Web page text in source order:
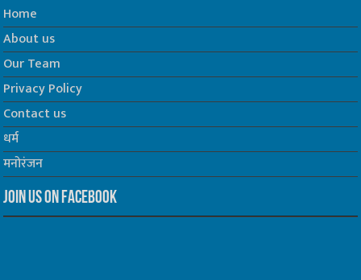
Home
About us
Our Team
Privacy Policy
Contact us
धर्म
मनोरंजन
Join us on Facebook